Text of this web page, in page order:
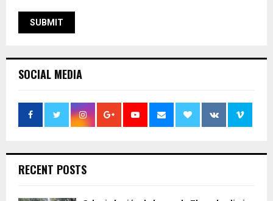
SOCIAL MEDIA
RECENT POSTS